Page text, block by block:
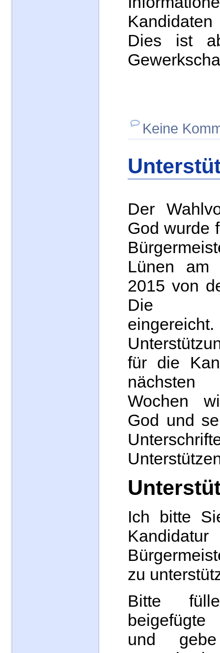
Dies ist
Keine
Der
God wurde
Lünen am
2015 von
Die
für die
Wochen
God und
Ich bitte
zu
Bitte
und